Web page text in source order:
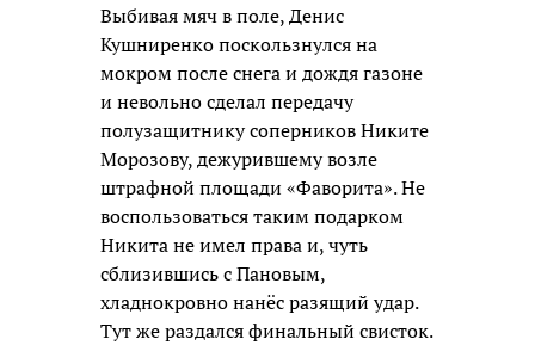
Выбивая мяч в поле, Денис
Кушниренко поскользнулся на
мокром после снега и дождя газоне
и невольно сделал передачу
полузащитнику соперников Никите
Морозову, дежурившему возле
штрафной площади «Фаворита». Не
воспользоваться таким подарком
Никита не имел права и, чуть
сблизившись с Пановым,
хладнокровно нанёс разящий удар.
Тут же раздался финальный свисток.